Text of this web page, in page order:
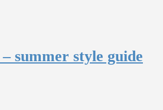
summer style guide